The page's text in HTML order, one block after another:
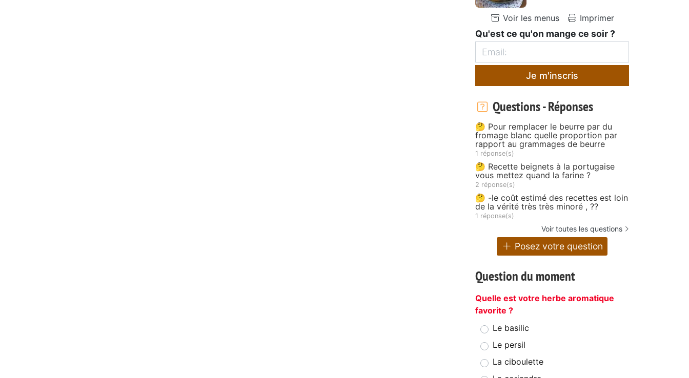
Voir les menus Imprimer
Qu'est ce qu'on mange ce soir ?
Je m'inscris
Questions - Réponses
🤔 Pour remplacer le beurre par du
fromage blanc quelle proportion par
rapport au grammages de beurre
1 réponse(s)
🤔 Recette beignets à la portugaise
vous mettez quand la farine ?
2 réponse(s)
🤔 -le coût estimé des recettes est loin
de la vérité très très minoré , ??
1 réponse(s)
Voir toutes les questions
Posez votre question
Question du moment
Quelle est votre herbe aromatique
favorite ?
Le basilic
Le persil
La ciboulette